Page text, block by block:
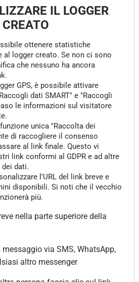
IL LOGGER
CREATO
ottenere statistiche
logger creato. Se non ci sono
che nessuno ha ancora
GPS, è possibile attivare
dati SMART" e "Raccogli
le informazioni sul visitatore
unica "Raccolta dei
di raccogliere il consenso
al link finale. Questo vi
link conformi al GDPR e ad altre
dei dati.
l'URL del link breve e
disponibili. Si noti che il vecchio
più.
nella parte superiore della
via SMS, WhatsApp,
altro messenger